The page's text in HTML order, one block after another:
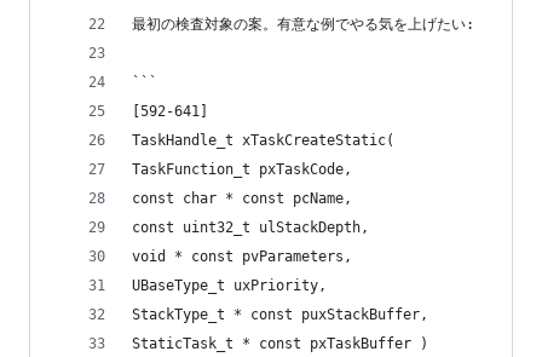
最初の検査対象の案。有意な例でやる気を上げたい:
```
[592-641]
TaskHandle_t xTaskCreateStatic(
TaskFunction_t pxTaskCode,
const char * const pcName,
const uint32_t ulStackDepth,
void * const pvParameters,
UBaseType_t uxPriority,
StackType_t * const puxStackBuffer,
StaticTask_t * const pxTaskBuffer )